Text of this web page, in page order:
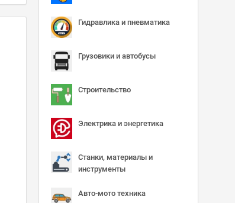
Гидравлика и пневматика
Грузовики и автобусы
Строительство
Электрика и энергетика
Станки, материалы и
инструменты
Авто-мото техника